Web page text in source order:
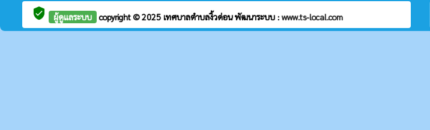
verified_user ผู้ดูแลระบบ copyright © 2025 เทศบาลตำบลงิ้วด่อนพัฒนาระบบ : www.ts-local.com